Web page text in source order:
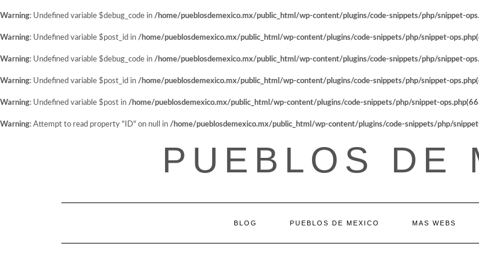
Warning: Undefined variable $debug_code in /home/pueblosdemexico.mx/public_html/wp-content/plugins/code-snippets/php/snippet-
Warning: Undefined variable $post_id in /home/pueblosdemexico.mx/public_html/wp-content/plugins/code-snippets/php/snippet-
Warning: Undefined variable $debug_code in /home/pueblosdemexico.mx/public_html/wp-content/plugins/code-snippets/php/snippet-
Warning: Undefined variable $post_id in /home/pueblosdemexico.mx/public_html/wp-content/plugins/code-snippets/php/snippet-
Warning: Undefined variable $post in /home/pueblosdemexico.mx/public_html/wp-content/plugins/code-snippets/php/snippet-
Warning: Attempt to read property "ID" on null in /home/pueblosdemexico.mx/public_html/wp-content/plugins/code-snippets/php/
PUEBLOS DE
BLOG PUEBLOS DE MEXICO MAS WEBS